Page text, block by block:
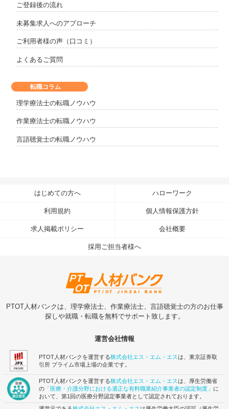
ご登録後の流れ
未募集求人へのアプローチ
ご利用者様の声（口コミ）
よくあるご質問
転職コラム
理学療法士の転職ノウハウ
作業療法士の転職ノウハウ
言語聴覚士の転職ノウハウ
はじめての方へ ハローワーク
利用規約 個人情報保護方針
求人掲載ポリシー 会社概要
採用ご担当者様へ
PTOT人材バンクは、理学療法士、作業療法士、言語聴覚士の方のお仕事
探しや就職・転職を無料でサポート致します。
運営会社情報
PTOT人材バンクを運営する株式会社エス・エム・エスは、東京証券取
引所 プライム市場上場の企業です。
PTOT人材バンクを運営する株式会社エス・エム・エスは、厚生労働省
の 「医療・介護分野における適正な有料職業紹介事業者の認定制度」 に
おいて、第1回の医療分野認定事業者として認定されております。